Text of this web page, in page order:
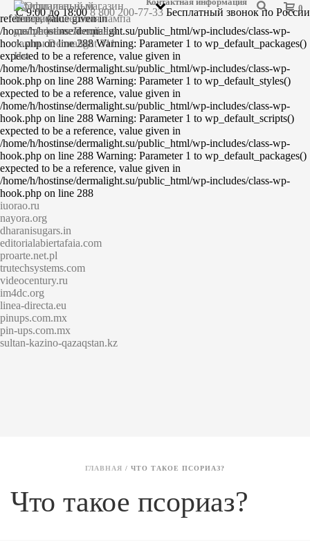
Warning: Parameter 1 to wp_default_scripts() expected to be a
reference, value given in
/home/h/hostinse/dermalight.su/public_html/wp-includes/class-wp-
hook.php on line 288 Warning: Parameter 1 to wp_default_packages()
expected to be a reference, value given in
/home/h/hostinse/dermalight.su/public_html/wp-includes/class-wp-
hook.php on line 288 Warning: Parameter 1 to wp_default_styles()
expected to be a reference, value given in
/home/h/hostinse/dermalight.su/public_html/wp-includes/class-wp-
hook.php on line 288 Warning: Parameter 1 to wp_default_scripts()
expected to be a reference, value given in
/home/h/hostinse/dermalight.su/public_html/wp-includes/class-wp-
hook.php on line 288 Warning: Parameter 1 to wp_default_packages()
expected to be a reference, value given in
/home/h/hostinse/dermalight.su/public_html/wp-includes/class-wp-
hook.php on line 288
iuorao.ru
nayora.org
dharanisugars.in
editorialabiertafaia.com
proarte.net.pl
trutechsystems.com
videocentury.ru
im4dc.org
linea-directa.eu
pinups.com.mx
pin-ups.com.mx
sultan-kazino-qazaqstan.kz
0
C 9:00 до 18:00 8 800 200-77-33 Бесплатный звонок по России
Официальный магазин
Ультрафиолетовая лампа
для лечения Псориаза
ГЛАВНАЯ / ЧТО ТАКОЕ ПСОРИАЗ?
Что такое псориаз?